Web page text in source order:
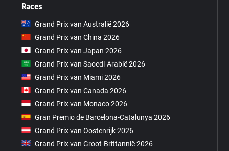
Races
Grand Prix van Australië 2026
Grand Prix van China 2026
Grand Prix van Japan 2026
Grand Prix van Saoedi-Arabië 2026
Grand Prix van Miami 2026
Grand Prix van Canada 2026
Grand Prix van Monaco 2026
Gran Premio de Barcelona-Catalunya 2026
Grand Prix van Oostenrijk 2026
Grand Prix van Groot-Brittannië 2026